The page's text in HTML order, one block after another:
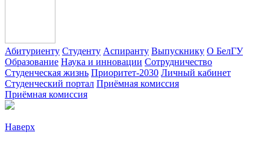
Абитуриенту Студенту Аспиранту Выпускнику О БелГУ
Образование Наука и инновации Сотрудничество
Студенческая жизнь Приоритет-2030 Личный кабинет
Студенческий портал Приёмная комиссия
Приёмная комиссия
Наверх